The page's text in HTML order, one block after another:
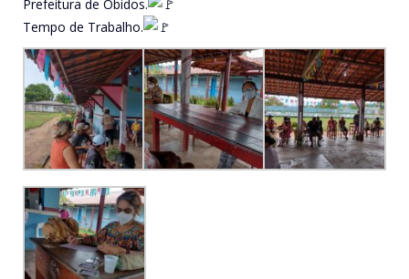
Prefeitura de Óbidos.
Tempo de Trabalho.